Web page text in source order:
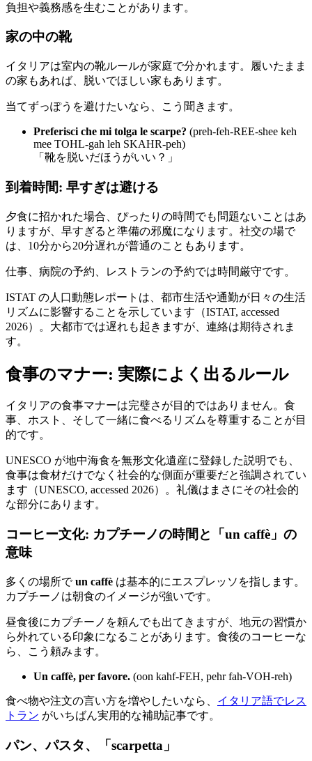
負担や義務感を生むことがあります。
家の中の靴
イタリアは室内の靴ルールが家庭で分かれます。履いたまま
の家もあれば、脱いでほしい家もあります。
当てずっぽうを避けたいなら、こう聞きます。
Preferisci che mi tolga le scarpe? (preh-feh-REE-shee keh
mee TOHL-gah leh SKAHR-peh)
「靴を脱いだほうがいい？」
到着時間: 早すぎは避ける
夕食に招かれた場合、ぴったりの時間でも問題ないことはあ
りますが、早すぎると準備の邪魔になります。社交の場で
は、10分から20分遅れが普通のこともあります。
仕事、病院の予約、レストランの予約では時間厳守です。
ISTAT の人口動態レポートは、都市生活や通勤が日々の生活
リズムに影響することを示しています（ISTAT, accessed
2026）。大都市では遅れも起きますが、連絡は期待されま
す。
食事のマナー: 実際によく出るルール
イタリアの食事マナーは完璧さが目的ではありません。食
事、ホスト、そして一緒に食べるリズムを尊重することが目
的です。
UNESCO が地中海食を無形文化遺産に登録した説明でも、
食事は食材だけでなく社会的な側面が重要だと強調されてい
ます（UNESCO, accessed 2026）。礼儀はまさにその社会的
な部分にあります。
コーヒー文化: カプチーノの時間と「un caffè」の
意味
多くの場所でun caffè は基本的にエスプレッソを指します。
カプチーノは朝食のイメージが強いです。
昼食後にカプチーノを頼んでも出てきますが、地元の習慣か
ら外れている印象になることがあります。食後のコーヒーな
ら、こう頼みます。
Un caffè, per favore. (oon kahf-FEH, pehr fah-VOH-reh)
食べ物や注文の言い方を増やしたいなら、 イタリア語でレス
トラン がいちばん実用的な補助記事です。
パン、パスタ、「scarpetta」